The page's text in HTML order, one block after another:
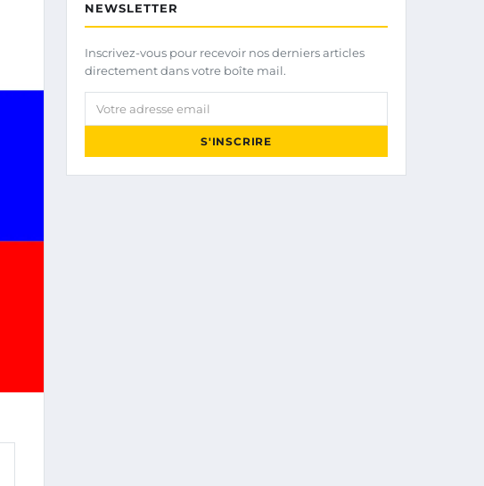
NEWSLETTER
Inscrivez-vous pour recevoir nos derniers articles
directement dans votre boîte mail.
Votre adresse email
S'INSCRIRE